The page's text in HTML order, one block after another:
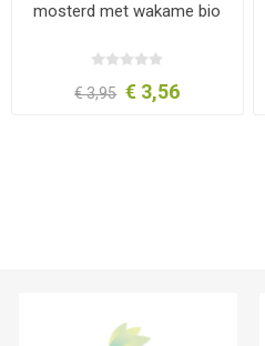
mosterd met wakame bio
€ 3,95 € 3,56